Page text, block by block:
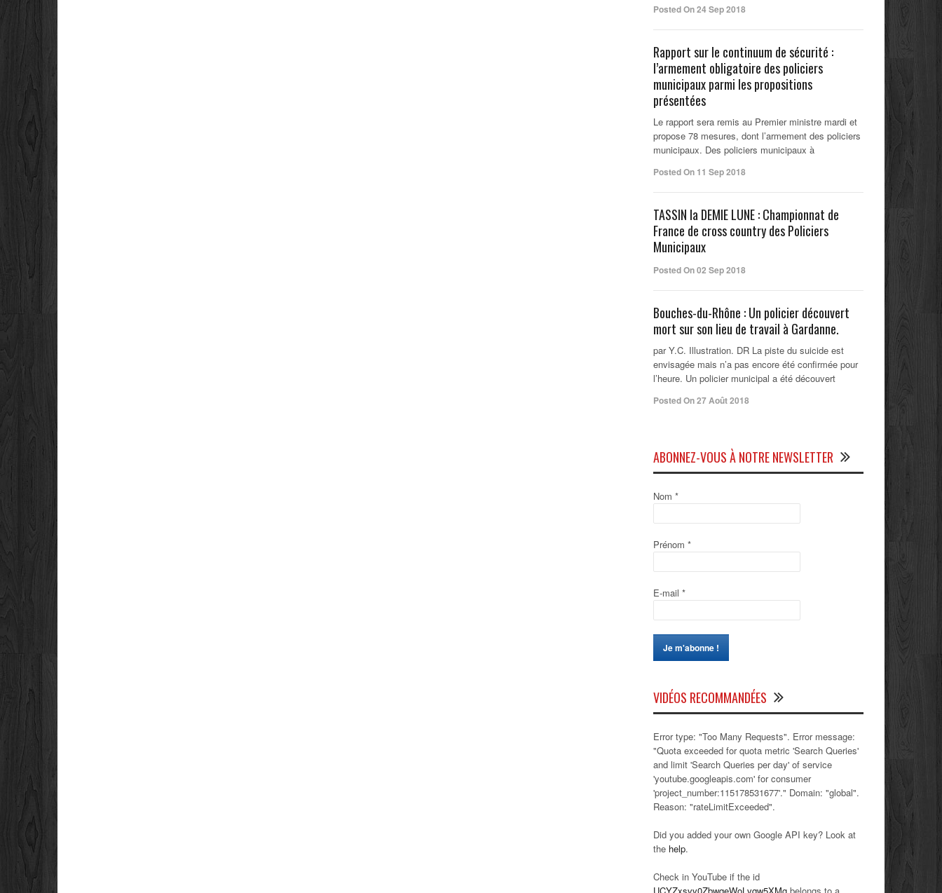
Posted On 24 Sep 2018
Rapport sur le continuum de sécurité :
l’armement obligatoire des policiers
municipaux parmi les propositions
présentées
Le rapport sera remis au Premier ministre mardi et
propose 78 mesures, dont l’armement des policiers
municipaux. Des policiers municipaux à
Posted On 11 Sep 2018
TASSIN la DEMIE LUNE : Championnat de
France de cross country des Policiers
Municipaux
Posted On 02 Sep 2018
Bouches-du-Rhône : Un policier découvert
mort sur son lieu de travail à Gardanne.
par Y.C. Illustration. DR La piste du suicide est
envisagée mais n’a pas encore été confirmée pour
l’heure. Un policier municipal a été découvert
Posted On 27 Août 2018
ABONNEZ-VOUS À NOTRE NEWSLETTER
Nom *
Prénom *
E-mail *
VIDÉOS RECOMMANDÉES
Error type: "Too Many Requests". Error message:
"Quota exceeded for quota metric 'Search Queries'
and limit 'Search Queries per day' of service
'youtube.googleapis.com' for consumer
'project_number:115178531677'." Domain: "global".
Reason: "rateLimitExceeded".
Did you added your own Google API key? Look at
the help.
Check in YouTube if the id
UCYZxsvv0ZbwqeWoLvqw5XMg belongs to a